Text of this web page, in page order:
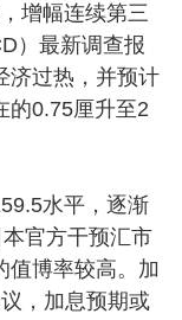
增幅连续第三
）最新调查报
济过热，并预计
的0.75厘升至2
水平，逐渐
官方干预汇市
值博率较高。加
，加息预期或